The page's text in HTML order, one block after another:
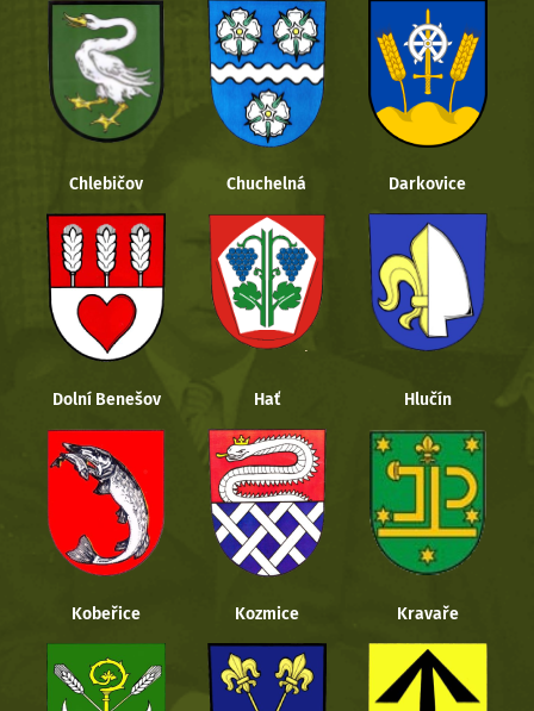
Chlebičov Chuchelná Darkovice
Dolní Benešov Hať Hlučín
Kobeřice Kozmice Kravaře